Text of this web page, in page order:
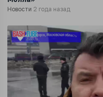
Новости 2 года назад